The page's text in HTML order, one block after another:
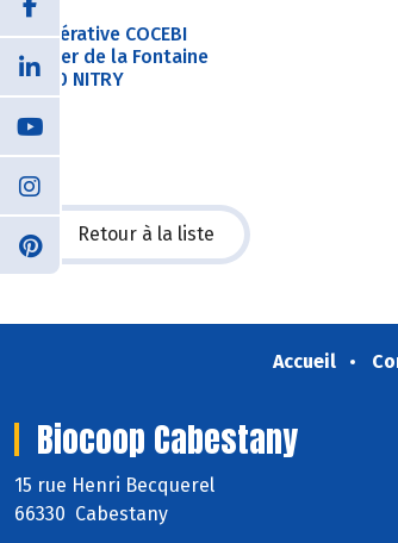
Coopérative COCEBI
Sentier de la Fontaine
89310 NITRY
Retour à la liste
Accueil
Biocoop Cabestany
15 rue Henri Becquerel
66330 Cabestany